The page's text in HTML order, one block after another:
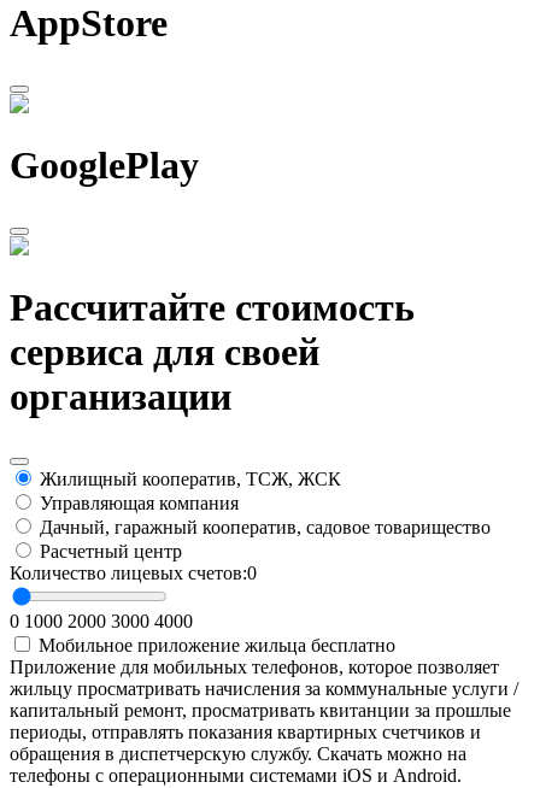
AppStore
GooglePlay
Рассчитайте стоимость
сервиса для своей
организации
Жилищный кооператив, ТСЖ, ЖСК
Управляющая компания
Дачный, гаражный кооператив, садовое товарищество
Расчетный центр
Количество лицевых счетов:0
0 1000 2000 3000 4000
Мобильное приложение жильца бесплатно
Приложение для мобильных телефонов, которое позволяет
жильцу просматривать начисления за коммунальные услуги /
капитальный ремонт, просматривать квитанции за прошлые
периоды, отправлять показания квартирных счетчиков и
обращения в диспетчерскую службу. Скачать можно на
телефоны с операционными системами iOS и Android.